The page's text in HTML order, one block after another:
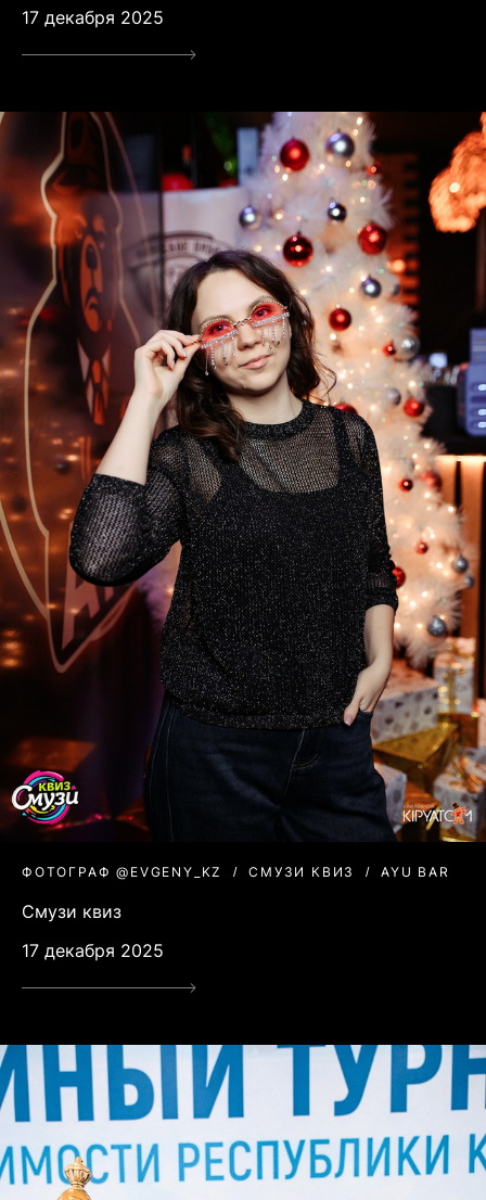
17 декабря 2025
ФОТОГРАФ @EVGENY_KZ СМУЗИ КВИЗ AYU BAR
Смузи квиз
17 декабря 2025